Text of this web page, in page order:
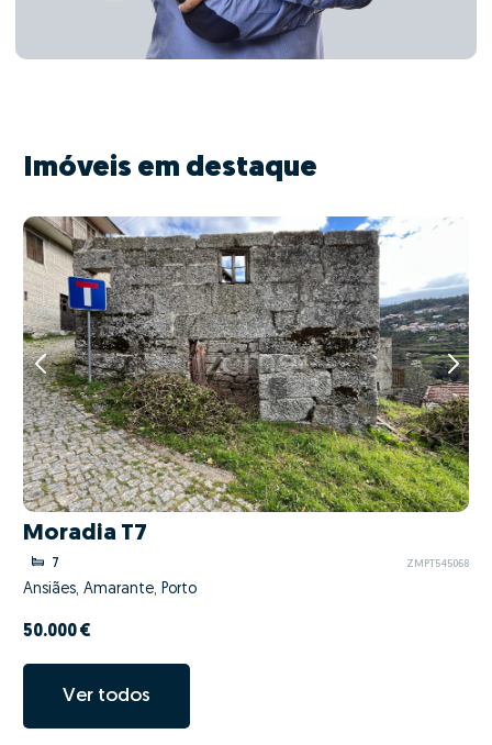
Imóveis em destaque
Moradia T7
7 ZMPT545068
Ansiães, Amarante, Porto
50.000 €
Ver todos